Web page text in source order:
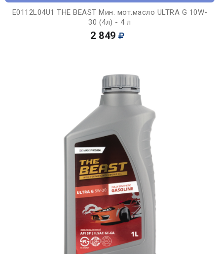
E0112L04U1 THE BEAST Мин. мот.масло ULTRA G 10W-
30 (4л) - 4 л
2 849